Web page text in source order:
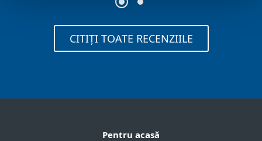
CITIȚI TOATE RECENZIILE
Pentru acasă